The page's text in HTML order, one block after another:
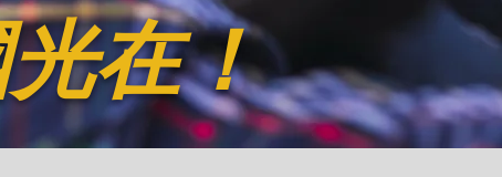
在！